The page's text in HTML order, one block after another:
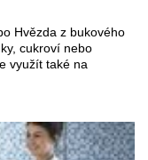
Hvězda z bukového
cukroví nebo
využít také na